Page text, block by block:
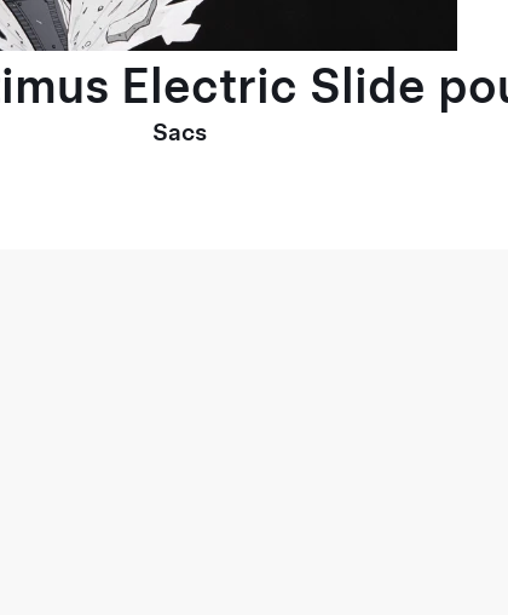
Electric Slide
Sacs